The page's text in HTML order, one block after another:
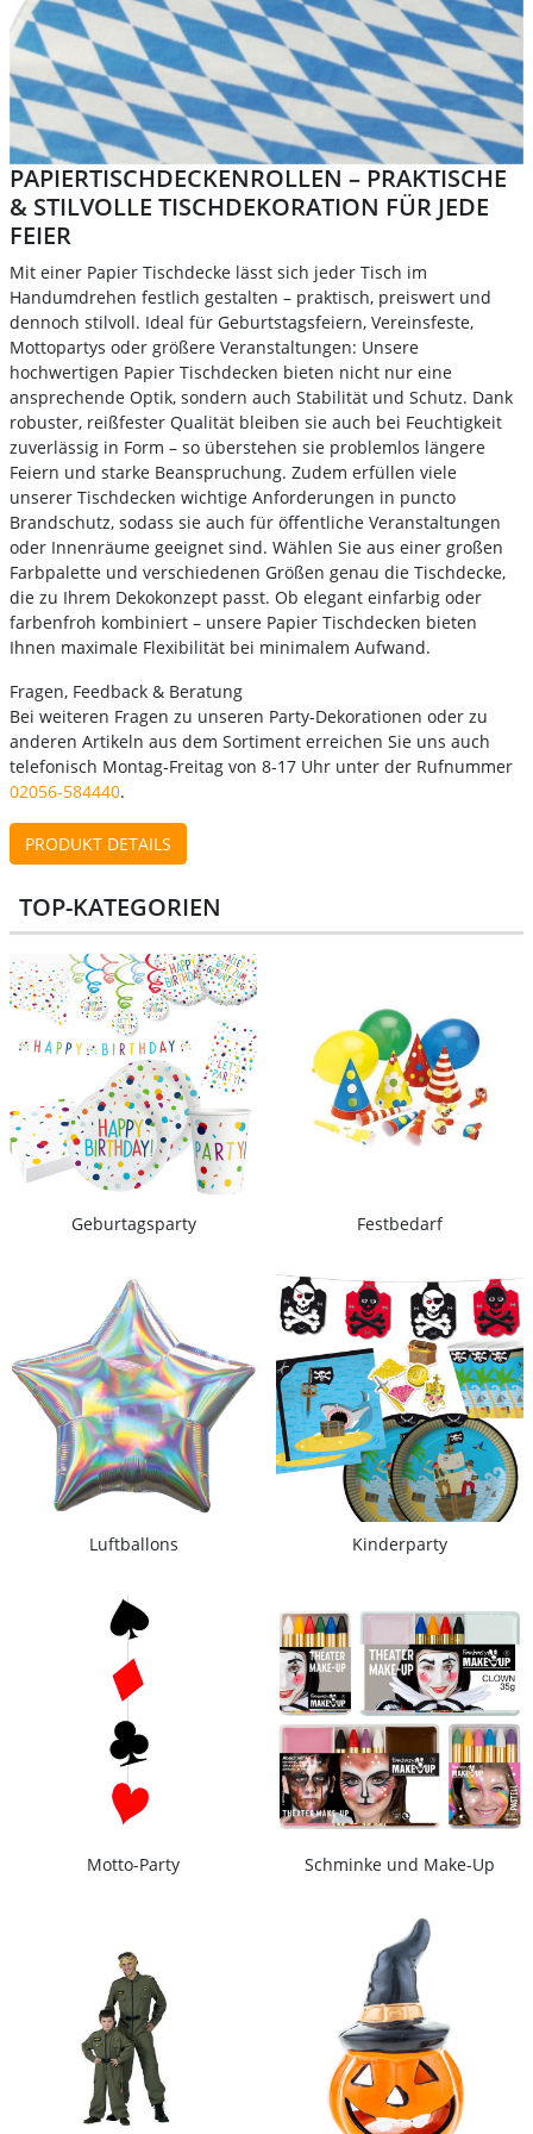
PAPIERTISCHDECKENROLLEN – PRAKTISCHE
& STILVOLLE TISCHDEKORATION FÜR JEDE
FEIER
Mit einer Papier Tischdecke lässt sich jeder Tisch im
Handumdrehen festlich gestalten – praktisch, preiswert und
dennoch stilvoll. Ideal für Geburtstagsfeiern, Vereinsfeste,
Mottopartys oder größere Veranstaltungen: Unsere
hochwertigen Papier Tischdecken bieten nicht nur eine
ansprechende Optik, sondern auch Stabilität und Schutz. Dank
robuster, reißfester Qualität bleiben sie auch bei Feuchtigkeit
zuverlässig in Form – so überstehen sie problemlos längere
Feiern und starke Beanspruchung. Zudem erfüllen viele
unserer Tischdecken wichtige Anforderungen in puncto
Brandschutz, sodass sie auch für öffentliche Veranstaltungen
oder Innenräume geeignet sind. Wählen Sie aus einer großen
Farbpalette und verschiedenen Größen genau die Tischdecke,
die zu Ihrem Dekokonzept passt. Ob elegant einfarbig oder
farbenfroh kombiniert – unsere Papier Tischdecken bieten
Ihnen maximale Flexibilität bei minimalem Aufwand.
Fragen, Feedback & Beratung
Bei weiteren Fragen zu unseren Party-Dekorationen oder zu
anderen Artikeln aus dem Sortiment erreichen Sie uns auch
telefonisch Montag-Freitag von 8-17 Uhr unter der Rufnummer
02056-584440.
PRODUKT DETAILS
TOP-KATEGORIEN
Geburtagsparty Festbedarf
Luftballons Kinderparty
Motto-Party Schminke und Make-Up